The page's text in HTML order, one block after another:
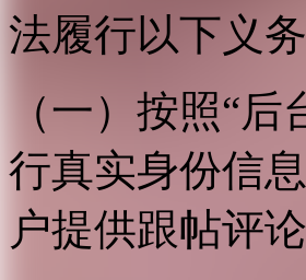
法履行以下义务
（一）按照“
行真实身份信
户提供跟帖评论